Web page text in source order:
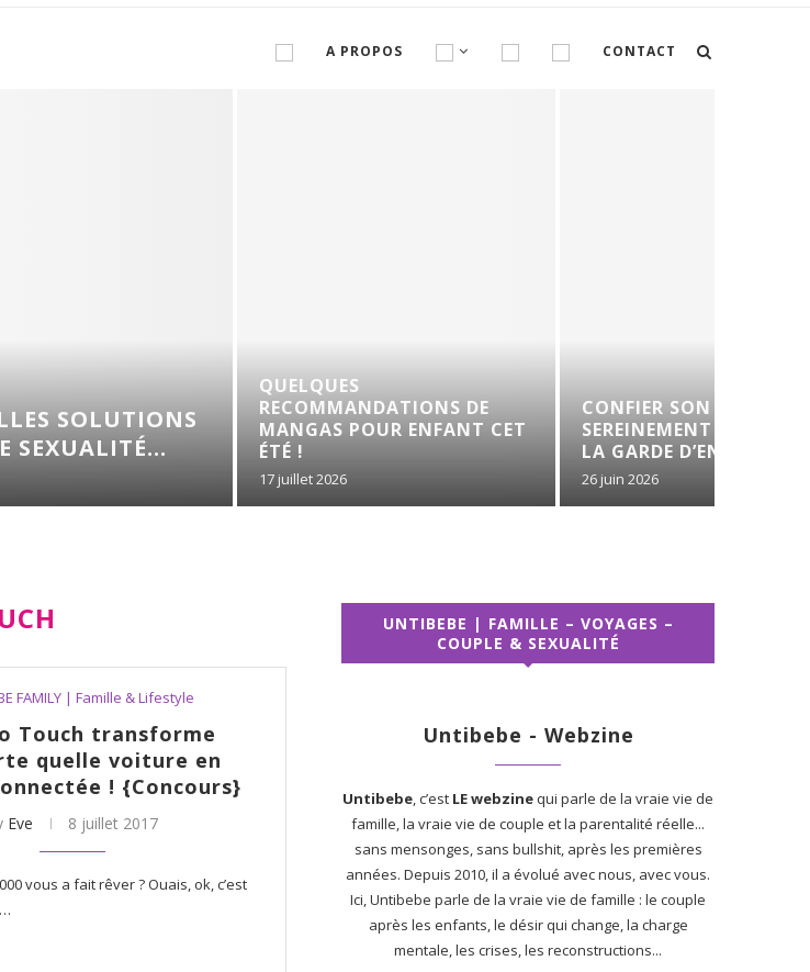
A PROPOS CONTACT
RECOMMANDATIONS DE
MANGAS POUR ENFANT CET
ÉTÉ !
CONFIER SON BÉBÉ
SEREINEMENT : LES CLÉS DE
LA GARDE D’ENFANTS EN...
FAMILY | Famille & Lifestyle
Touch transforme
quelle voiture en
! {Concours}
Eve 8 juillet 2017
vous a fait rêver ? Ouais, ok, c’est
UNTIBEBE | FAMILLE – VOYAGES –
COUPLE & SEXUALITÉ
Untibebe - Webzine
Untibebe, c’est LE webzinequi parle de la vraie vie de
famille, la vraie vie de couple et la parentalité réelle...
sans mensonges, sans bullshit, après les premières
années. Depuis 2010, il a évolué avec nous, avec vous.
Ici, Untibebe parle de la vraie vie de famille : le couple
après les enfants, le désir qui change, la charge
mentale, les crises, les reconstructions...